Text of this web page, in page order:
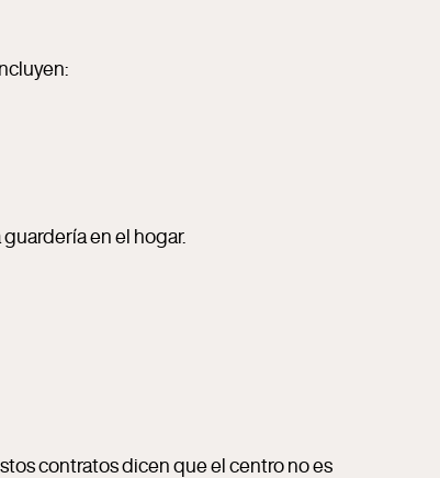
en el hogar.
contratos dicen que el centro no es